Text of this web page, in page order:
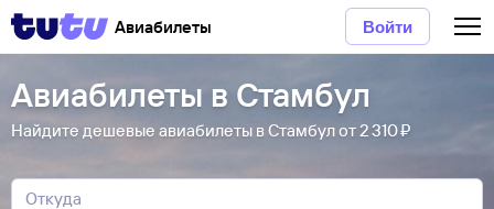
Авиабилеты Войти
Авиабилеты в Стамбул
Найдите дешевые авиабилеты в Стамбул от 2 ⁠310 ⁠₽